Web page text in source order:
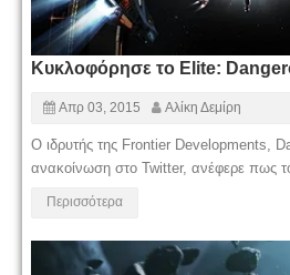
Κυκλοφόρησε το Elite:
Απρ 03, 2015 Αλίκη Δεμίρη
O ιδρυτής της Frontier Developments,
ανακοίνωση στο Twitter, ανέφερε πως
Περισσότερα